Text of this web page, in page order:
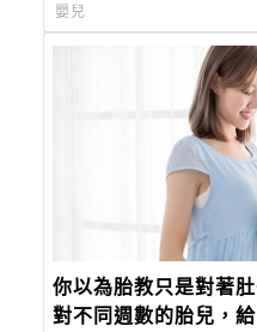
嬰兒
你以為胎教只是對著
對不同週數的胎兒，